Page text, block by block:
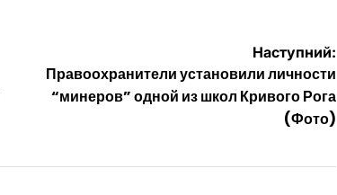
Наступний:
Правоохранители установили личности
“минеров” одной из школ Кривого Рога
(Фото)